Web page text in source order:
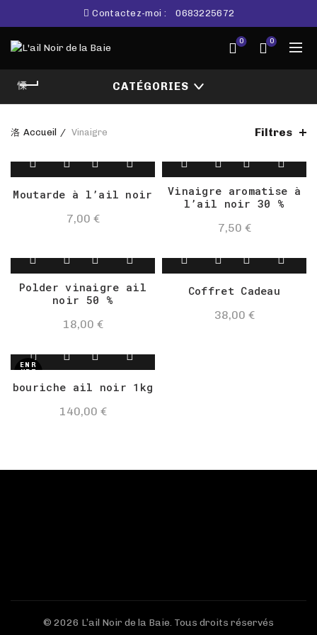
Contactez-moi : 0683225672
0 0
CATÉGORIES
Accueil Vinaigre Filtres
Moutarde à l’ail noir
7,00 €
Vinaigre aromatise à
l’ail noir 30 %
7,50 €
Polder vinaigre ail
noir 50 %
18,00 €
Coffret Cadeau
38,00 €
EN R
UPT
DE S
TOC
bouriche ail noir 1kg
140,00 €
© 2026 L’ail Noir de la Baie. Tous droits réservés